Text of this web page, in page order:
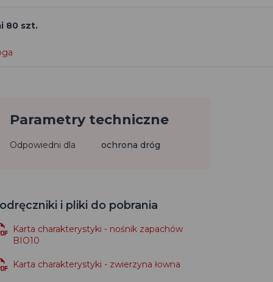
80 szt.
Parametry techniczne
Odpowiedni dla ochrona dróg
i pliki do pobrania
Karta charakterystyki - nośnik zapachów
BIO10
Karta charakterystyki - zwierzyna łowna